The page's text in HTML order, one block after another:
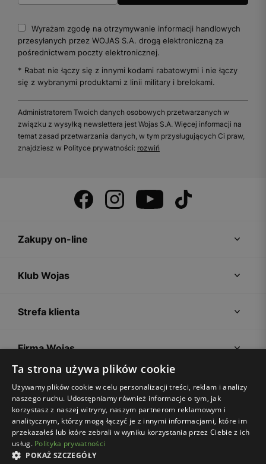
Wyrażam zgodę na otrzymywanie informacji handlowych
przesyłanych przez WOJAS S.A. drogą elektroniczną za
pośrednictwem poczty elektronicznej.
* Rabat nie łączy się z innymi kodami rabatowymi i nie łączy
się z wybranymi produktami z linii military i brelokami.
Administratorem Twoich danych osobowych przetwarzanych w
związku z wysyłką newslettera jest Wojas S.A. Więcej informacji na
temat zasad przetwarzania danych, w tym przysługujących Ci praw,
znajdziesz w Polityce prywatności: rozwiń
Zakupy on-line
Klub Wojas
Strefa klienta
Firma Wojas
Porady
Ta strona używa plików cookie
Używamy plików cookie w celu personalizacji treści, reklam i analizy
naszego ruchu. Udostępniamy również informacje o tym, jak
korzystasz z naszej witryny, naszym partnerom reklamowym i
analitycznym, którzy mogą łączyć je z innymi informacjami, które im
przekazałeś lub które zebrali w wyniku korzystania przez Ciebie z ich
usług. Polityka prywatności
POKAŻ SZCZEGÓŁY